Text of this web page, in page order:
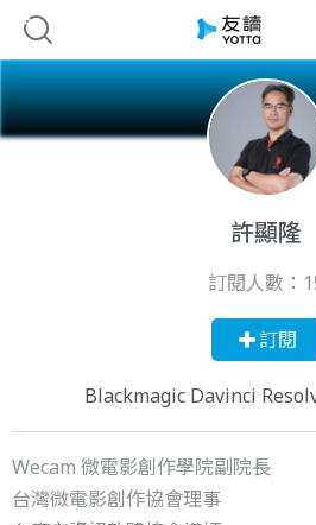
許顯隆
訂閱人數：
訂閱
Blackmagic Davinci
Wecam 微電影創作學院副院長
台灣微電影創作協會理事